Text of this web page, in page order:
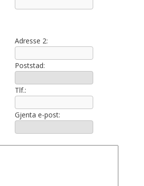
Adresse 2:
Poststad:
Tlf.:
Gjenta e-post: